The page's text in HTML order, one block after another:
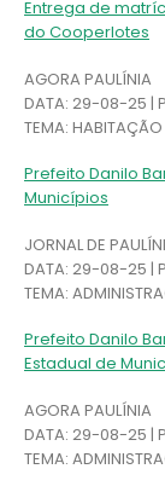
Entrega de
do Cooperlotes
AGORA PAULÍNIA
DATA: 29-08-25 |
TEMA: HABITAÇÃO
Prefeito Danilo
Municípios
JORNAL DE
DATA: 29-08-25 |
TEMA:
Prefeito Danilo
Estadual de
AGORA PAULÍNIA
DATA: 29-08-25 |
TEMA: